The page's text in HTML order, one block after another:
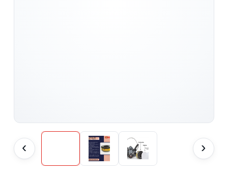
‹ ›